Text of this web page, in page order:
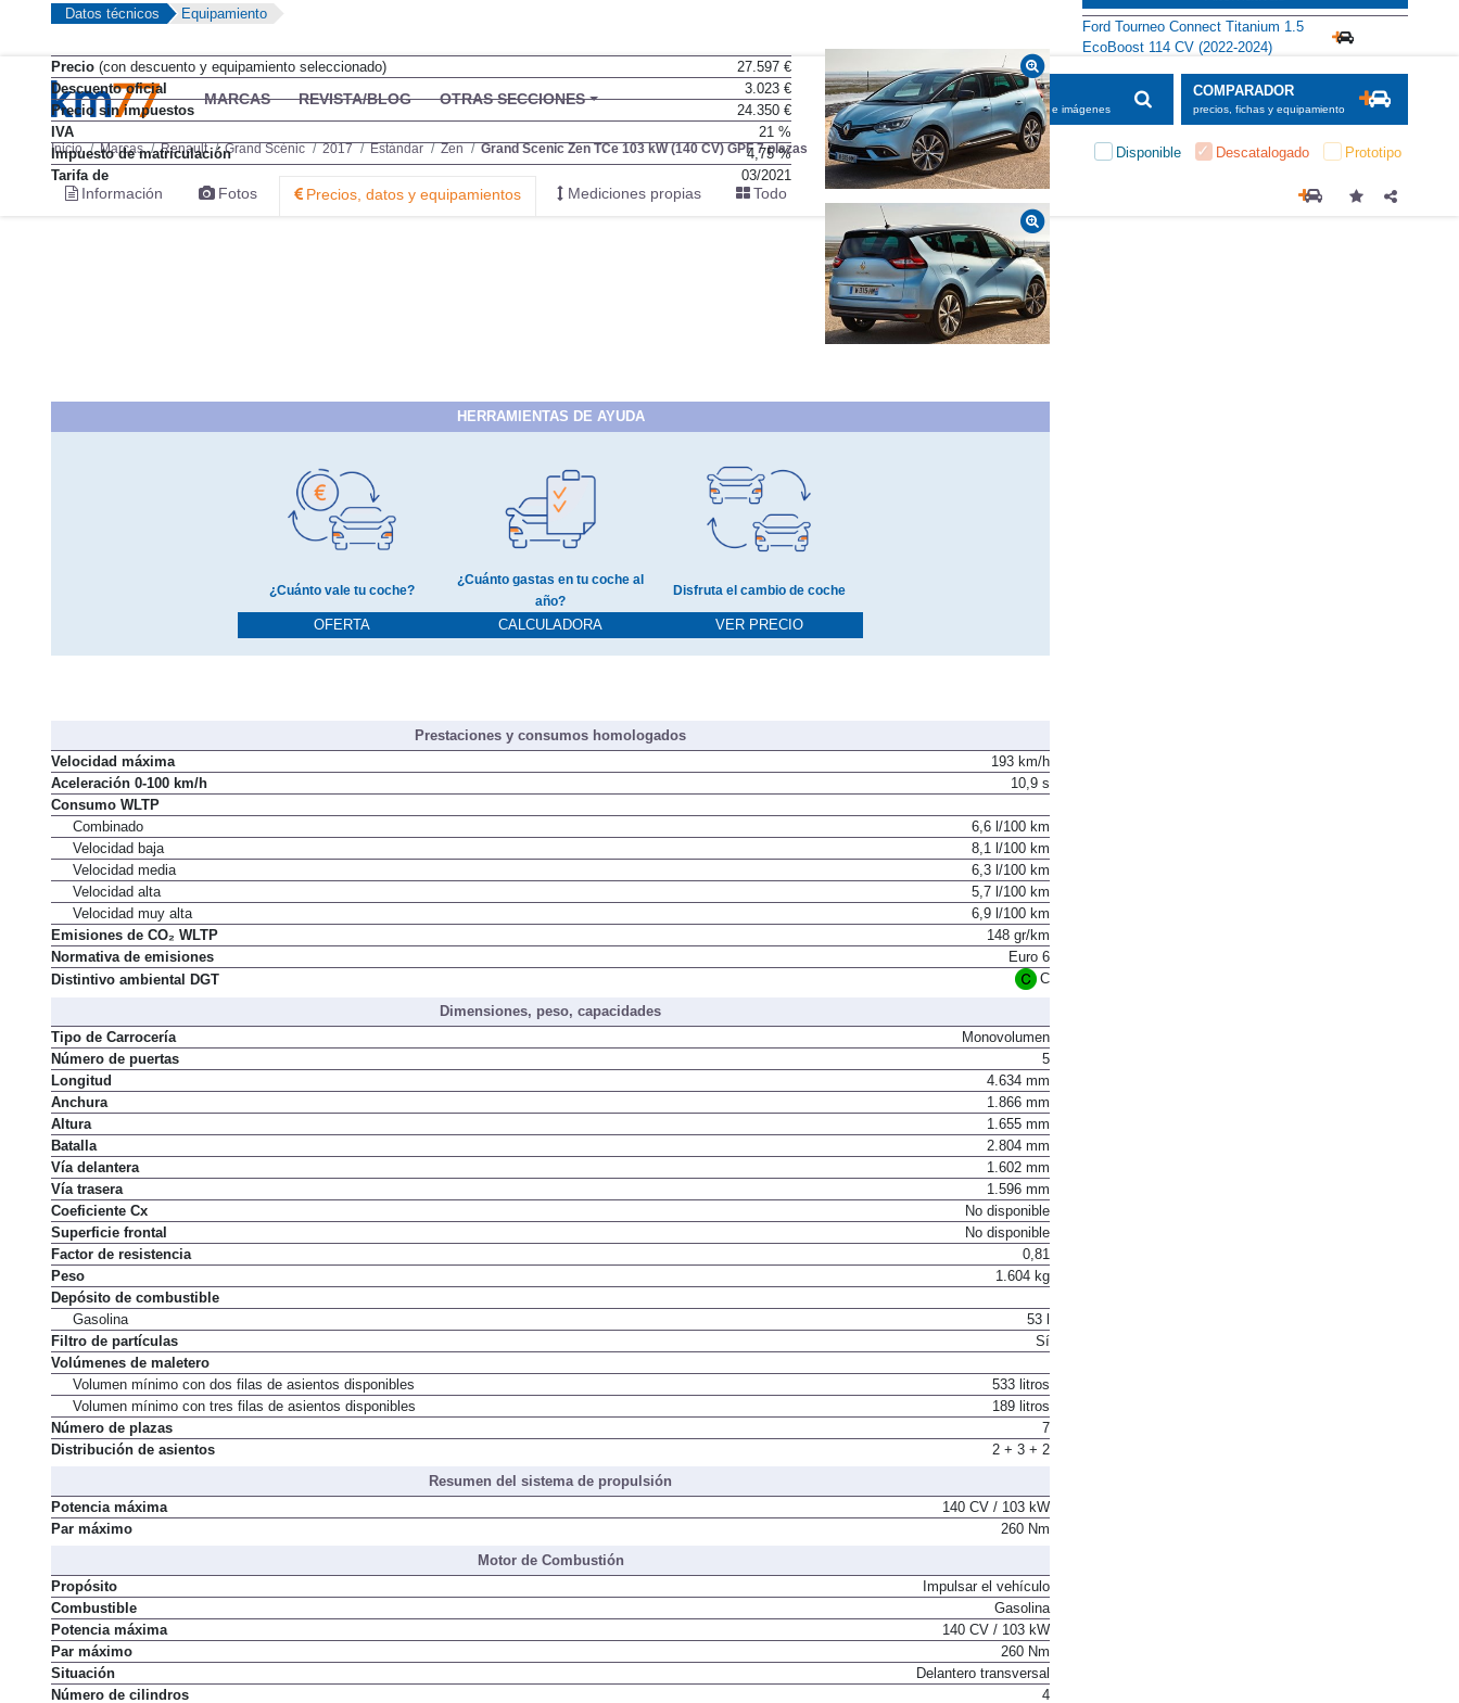
Precio(con descuento y equipamiento seleccionado)
27.597 €
Descuento oficial
3.023 €
Precio sin impuestos
24.350 €
IVA
21 %
Impuesto de matriculación
4,75 %
Tarifa de
03/2021
HERRAMIENTAS DE AYUDA
OFERTA
¿Cuánto gastas en tu coche al
año?
CALCULADORA VER PRECIO
Prestaciones y consumos homologados
Velocidad máxima
193 km/h
Aceleración 0-100 km/h
Consumo WLTP
Combinado
6,6 l/100 km
Velocidad baja
8,1 l/100 km
Velocidad media
6,3 l/100 km
Velocidad alta
5,7 l/100 km
Velocidad muy alta
6,9 l/100 km
Emisiones de CO₂ WLTP
148 gr/km
Normativa de emisiones
Euro 6
Dimensiones, peso, capacidades
Tipo de Carrocería
Monovolumen
Número de puertas
5
Longitud
4.634 mm
Anchura
1.866 mm
Altura
1.655 mm
Batalla
2.804 mm
Vía delantera
1.602 mm
Vía trasera
1.596 mm
Coeficiente Cx
No disponible
Superficie frontal
No disponible
Factor de resistencia
0,81
Peso
Depósito de combustible
Gasolina
53 l
Filtro de partículas
Volúmenes de maletero
Volumen mínimo con dos filas de asientos disponibles
533 litros
Volumen mínimo con tres filas de asientos disponibles
189 litros
Número de plazas
7
Resumen del sistema de propulsión
Potencia máxima
140 CV / 103 kW
Motor de Combustión
Propósito
Impulsar el vehículo
Combustible
Gasolina
Potencia máxima
140 CV / 103 kW
Par máximo
260 Nm
Situación
Delantero transversal
Alternativas
Ford Tourneo Connect Titanium 1.5